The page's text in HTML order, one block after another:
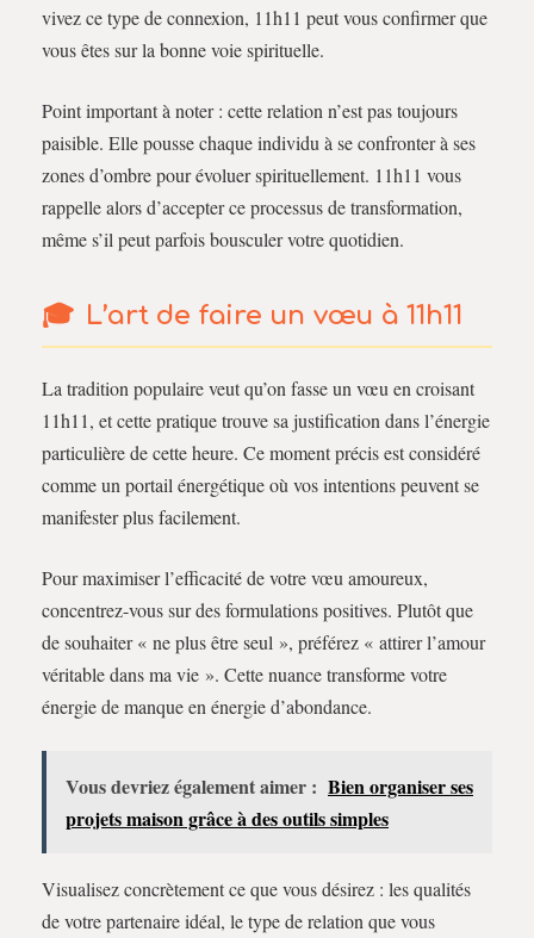
vivez ce type de connexion, 11h11 peut vous confirmer que
vous êtes sur la bonne voie spirituelle.
Point important à noter : cette relation n’est pas toujours
paisible. Elle pousse chaque individu à se confronter à ses
zones d’ombre pour évoluer spirituellement. 11h11 vous
rappelle alors d’accepter ce processus de transformation,
même s’il peut parfois bousculer votre quotidien.
L’art de faire un vœu à 11h11
La tradition populaire veut qu’on fasse un vœu en croisant
11h11, et cette pratique trouve sa justification dans l’énergie
particulière de cette heure. Ce moment précis est considéré
comme un portail énergétique où vos intentions peuvent se
manifester plus facilement.
Pour maximiser l’efficacité de votre vœu amoureux,
concentrez-vous sur des formulations positives. Plutôt que
de souhaiter « ne plus être seul », préférez « attirer l’amour
véritable dans ma vie ». Cette nuance transforme votre
énergie de manque en énergie d’abondance.
Vous devriez également aimer : Bien organiser ses
projets maison grâce à des outils simples
Visualisez concrètement ce que vous désirez : les qualités
de votre partenaire idéal, le type de relation que vous